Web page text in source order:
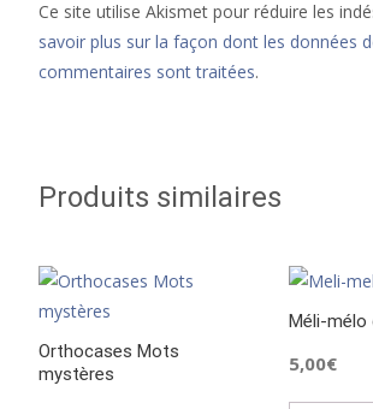
Ce site utilise Akismet pour réduire les
savoir plus sur la façon dont les données
commentaires sont traitées.
Produits similaires
Orthocases Mots
mystères
Méli-
5,00€